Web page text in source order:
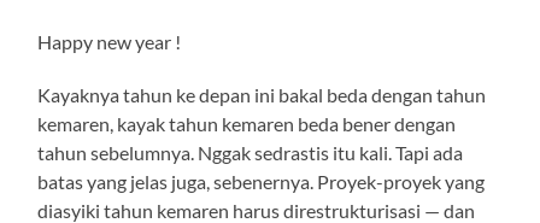
Happy new year !
Kayaknya tahun ke depan ini bakal beda dengan tahun
kemaren, kayak tahun kemaren beda bener dengan
tahun sebelumnya. Nggak sedrastis itu kali. Tapi ada
batas yang jelas juga, sebenernya. Proyek-proyek yang
diasyiki tahun kemaren harus direstrukturisasi — dan